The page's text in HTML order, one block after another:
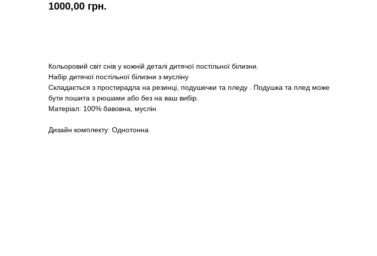
1000,00 грн.
Кольоровий світ снів у кожній деталі дитячої постільної білизни.
Набір дитячої постільної білизни з мусліну
Складається з простирадла на резинці, подушечки та пледу . Подушка та плед може
бути пошита з рюшами або без на ваш вибір.
Матеріал: 100% бавовна, муслін
Дизайн комплекту: Однотонна